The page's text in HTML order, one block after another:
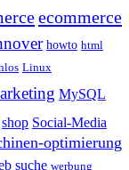
ecommerce
howto html
Linux
MySQL
shop Social-Media
optimierung
suche werbung